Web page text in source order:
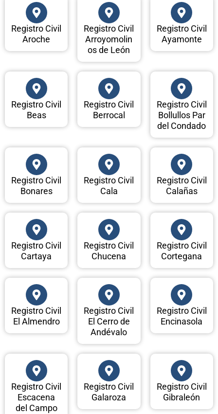
Registro Civil
Aroche
Registro Civil
Arroyomolin
os de León
Registro Civil
Ayamonte
Registro Civil
Beas
Registro Civil
Berrocal
Registro Civil
Bollullos Par
del Condado
Registro Civil
Bonares
Registro Civil
Cala
Registro Civil
Calañas
Registro Civil
Cartaya
Registro Civil
Chucena
Registro Civil
Cortegana
Registro Civil
El Almendro
Registro Civil
El Cerro de
Andévalo
Registro Civil
Encinasola
Registro Civil
Escacena
del Campo
Registro Civil
Galaroza
Registro Civil
Gibraleón